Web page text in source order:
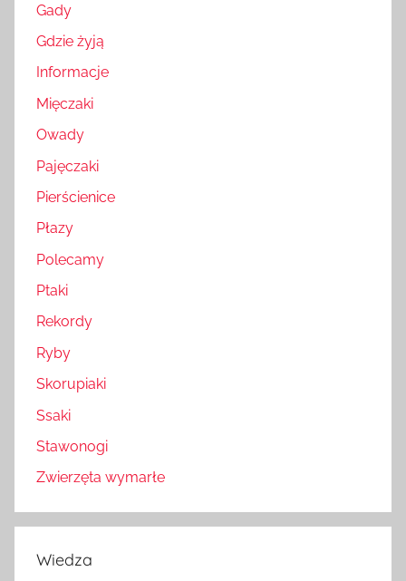
Gady
Gdzie żyją
Informacje
Mięczaki
Owady
Pajęczaki
Pierścienice
Płazy
Polecamy
Ptaki
Rekordy
Ryby
Skorupiaki
Ssaki
Stawonogi
Zwierzęta wymarłe
Wiedza